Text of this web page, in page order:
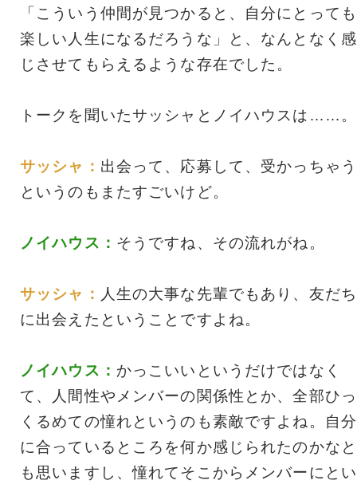
「こういう仲間が見つかると、自分にとっても
楽しい人生になるだろうな」と、なんとなく感
じさせてもらえるような存在でした。
トークを聞いたサッシャとノイハウスは……。
サッシャ： 出会って、応募して、受かっちゃう
というのもまたすごいけど。
ノイハウス： そうですね、その流れがね。
サッシャ： 人生の大事な先輩でもあり、友だち
に出会えたということですよね。
ノイハウス： かっこいいというだけではなく
て、人間性やメンバーの関係性とか、全部ひっ
くるめての憧れというのも素敵ですよね。自分
に合っているところを何か感じられたのかなと
も思いますし、憧れてそこからメンバーにとい